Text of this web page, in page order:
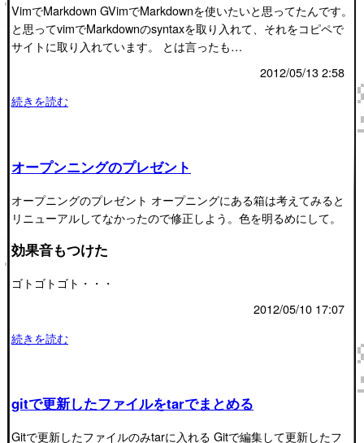
VimでMarkdown GVimでMarkdownを使いたいと思ってたんです。
と思ってvimでMarkdownのsyntaxを取り入れて、それをコピペで
サイトに取り入れています。 とは言ったも…
2012/05/13 2:58
続きを読む
オープンニングのプレゼント
オープニングのプレゼント オープニングにある箱は考えてみると
リニューアルしてなかったので修正しよう。色を明るめにして。
効果音もつけた
ゴトゴトゴト・・・
2012/05/10 17:07
続きを読む
gitで更新したファイルをtarでまとめる
Gitで更新したファイルのみtarに入れる Gitで編集して更新したフ